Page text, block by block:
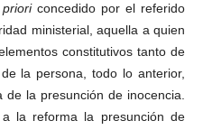
concedido por el referido
ministerial, aquella a quien
constitutivos tanto de
la persona, todo lo anterior,
la presunción de inocencia.
la reforma la presunción de